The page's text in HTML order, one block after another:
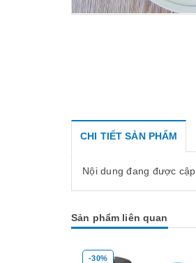
CHI TIẾT SẢN PHẨM
Nội dung đang được cập
Sản phẩm liên quan